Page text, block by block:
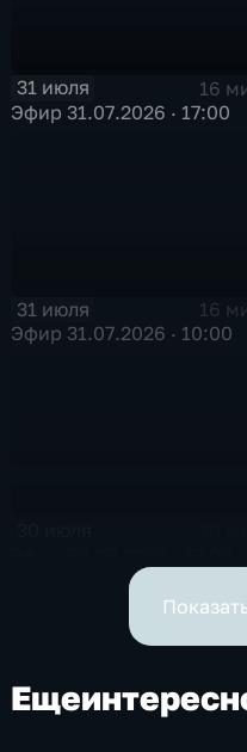
31 июля
16
Эфир 31.07.2026 · 17:00
31 июля
16
Эфир 31.07.2026 · 10:00
Еще